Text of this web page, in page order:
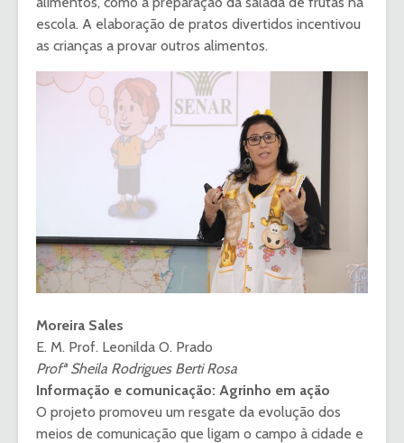
escola. A elaboração de pratos divertidos incentivou
as crianças a provar outros alimentos.
Moreira Sales
E. M. Prof. Leonilda O. Prado
Profª Sheila Rodrigues Berti Rosa
Informação e comunicação: Agrinho em ação
O projeto promoveu um resgate da evolução dos
meios de comunicação que ligam o campo à cidade e